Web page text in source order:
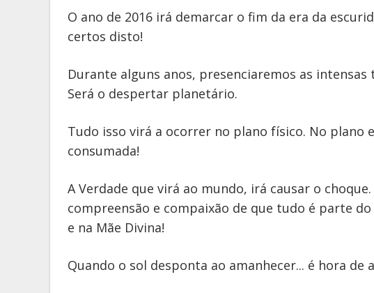
O ano de 2016 irá demarcar o fim da era da
certos disto!
Durante alguns anos, presenciaremos as
Será o despertar planetário.
Tudo isso virá a ocorrer no plano físico. No plano
consumada!
A Verdade que virá ao mundo, irá causar o
compreensão e compaixão de que tudo é parte
e na Mãe Divina!
Quando o sol desponta ao amanhecer... é hora